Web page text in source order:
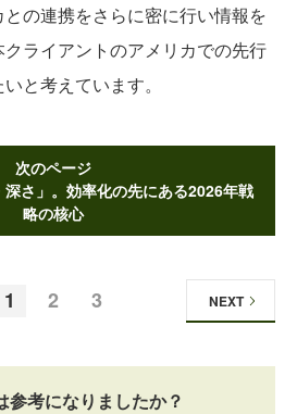
の連携をさらに密に行い情報を
ライアントのアメリカでの先行
と考えています。
次のページ
さ」。効率化の先にある2026年戦
略の核心
1 2 3 NEXT
参考になりましたか？